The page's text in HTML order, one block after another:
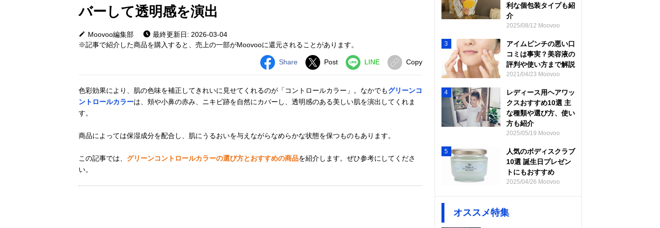
バーして透明感を演出
Moovoo編集部
最終更新日: 2026-03-04
※記事で紹介した商品を購入すると、売上の一部がMoovooに還元されることがあります。
Share Post LINE Copy
色彩効果により、肌の色味を補正してきれいに見せてくれるのが「コントロールカラー」。なかでもグリーンコ
ントロールカラーは、頬や小鼻の赤み、ニキビ跡を自然にカバーし、透明感のある美しい肌を演出してくれま
す。
商品によっては保湿成分を配合し、肌にうるおいを与えながらなめらかな状態を保つものもあります。
この記事では、 グリーンコントロールカラーの選び方とおすすめの商品を紹介します。ぜひ参考にしてくださ
い。
利な個包装タイプも紹
介
2025/08/12 Moovoo
3
アイムピンチの悪い口
コミは事実？美容液の
評判や使い方まで解説
2021/04/23 Moovoo
4
レディース用ヘアワッ
クスおすすめ10選 主
な種類や選び方、使い
方も紹介
2025/05/19 Moovoo
5
人気のボディスクラブ
10選 誕生日プレゼン
トにもおすすめ
2025/04/26 Moovoo
オススメ特集